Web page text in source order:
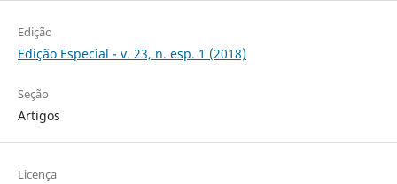
Edição
Edição Especial - v. 23, n. esp. 1 (2018)
Seção
Artigos
Licença